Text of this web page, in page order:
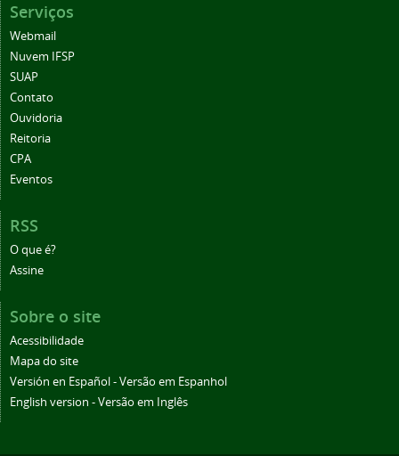
Serviços
Webmail
Nuvem IFSP
SUAP
Contato
Ouvidoria
Reitoria
CPA
Eventos
RSS
O que é?
Assine
Sobre o site
Acessibilidade
Mapa do site
Versión en Español - Versão em Espanhol
English version - Versão em Inglês